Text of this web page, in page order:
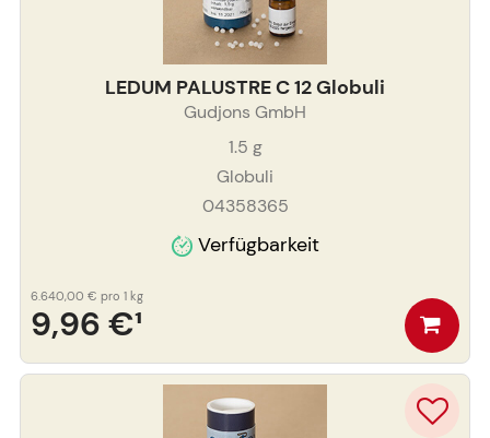
LEDUM PALUSTRE C 12 Globuli
Gudjons GmbH
1.5 g
Globuli
04358365
Verfügbarkeit
9,96 €¹
6.640,00 € pro 1 kg